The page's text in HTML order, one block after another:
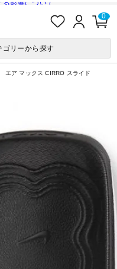
影響について
入
ロ
ン
0
ゴリーから探す
エア マックス CIRRO スライド